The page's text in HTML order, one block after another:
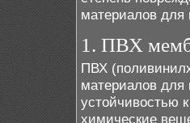
материалов для
1. ПВХ
ПВХ
материалов для
устойчивостью
химические